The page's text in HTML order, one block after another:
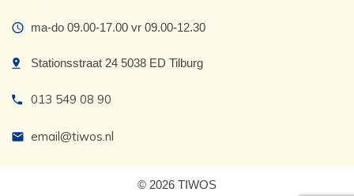
ma-do 09.00-17.00 vr 09.00-12.30
Stationsstraat 24 5038 ED Tilburg
013 549 08 90
email@tiwos.nl
© 2026 TIWOS